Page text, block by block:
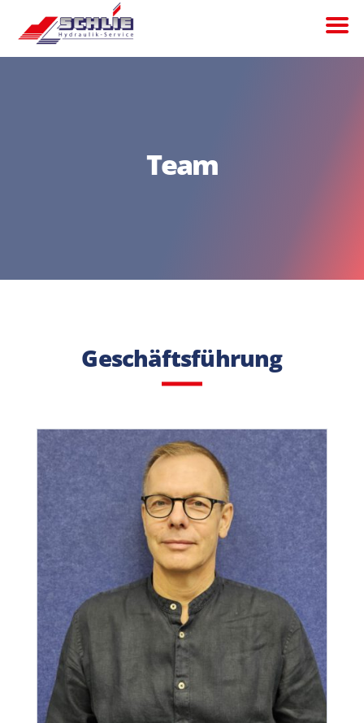
Team
Geschäftsführung
Telefon
E-Mail Adresse